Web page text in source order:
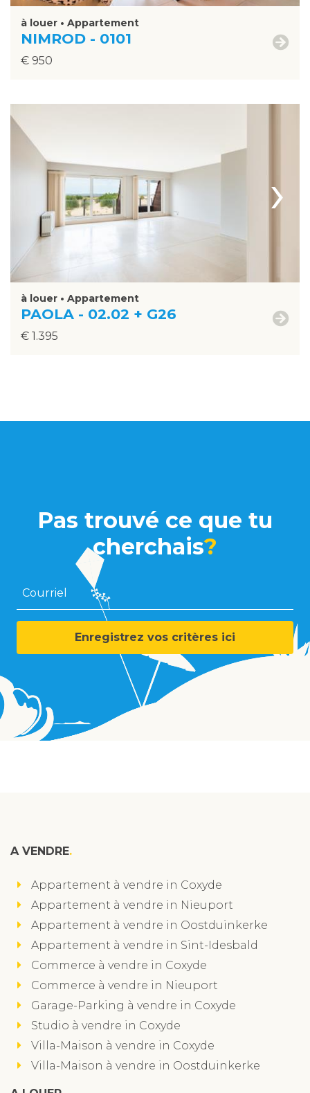
à louer • Appartement
NIMROD - 0101
€ 950
›
à louer • Appartement
PAOLA - 02.02 + G26
€ 1.395
Pas trouvé ce que tu
cherchais?
Courriel
Enregistrez vos critères ici
A VENDRE
Appartement à vendre in Coxyde
Appartement à vendre in Nieuport
Appartement à vendre in Oostduinkerke
Appartement à vendre in Sint-Idesbald
Commerce à vendre in Coxyde
Commerce à vendre in Nieuport
Garage-Parking à vendre in Coxyde
Studio à vendre in Coxyde
Villa-Maison à vendre in Coxyde
Villa-Maison à vendre in Oostduinkerke